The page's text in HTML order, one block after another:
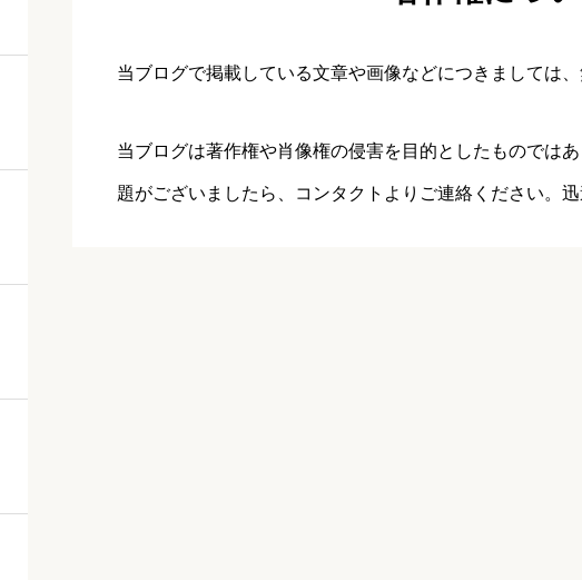
当ブログで掲載している文章や画像などにつきましては
当ブログは著作権や肖像権の侵害を目的としたものでは
題がございましたら、 コンタクト よりご連絡ください。